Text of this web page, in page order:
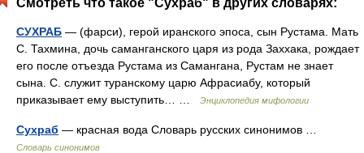
Смотреть что такое "Сухраб" в других словарях:
СУХРАБ — (фарси), герой иранского эпоса, сын Рустама. Мать
С. Тахмина, дочь саманганского царя из рода Заххака, рождает
его после отъезда Рустама из Самангана, Рустам не знает
сына. С. служит туранскому царю Афрасиабу, который
приказывает ему выступить… …
Энциклопедия мифологии
Сухраб — красная вода Словарь русских синонимов …
Словарь синонимов